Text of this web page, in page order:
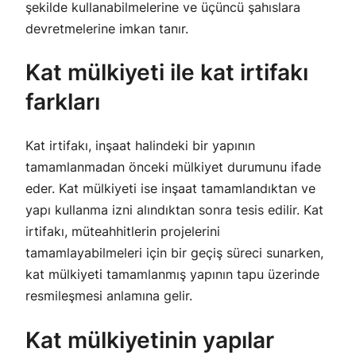
şekilde kullanabilmelerine ve üçüncü şahıslara
devretmelerine imkan tanır.
Kat mülkiyeti ile kat irtifakı
farkları
Kat irtifakı, inşaat halindeki bir yapının
tamamlanmadan önceki mülkiyet durumunu ifade
eder. Kat mülkiyeti ise inşaat tamamlandıktan ve
yapı kullanma izni alındıktan sonra tesis edilir. Kat
irtifakı, müteahhitlerin projelerini
tamamlayabilmeleri için bir geçiş süreci sunarken,
kat mülkiyeti tamamlanmış yapının tapu üzerinde
resmileşmesi anlamına gelir.
Kat mülkiyetinin yapılar